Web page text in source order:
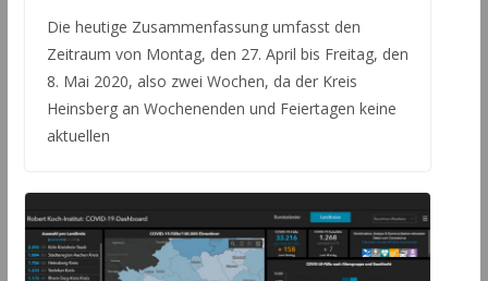
Die heutige Zusammenfassung umfasst den
Zeitraum von Montag, den 27. April bis Freitag, den
8. Mai 2020, also zwei Wochen, da der Kreis
Heinsberg an Wochenenden und Feiertagen keine
aktuellen